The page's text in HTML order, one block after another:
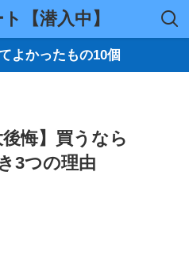
【潜入中】
よかったもの10個
悔】買うなら
3つの理由